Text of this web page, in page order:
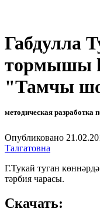
Габдулла
тормышы
"Тамчы
методическая разработка
Опубликовано
Талгатовна
Г.Тукай туган
тәрбия чарасы.
Скачать: